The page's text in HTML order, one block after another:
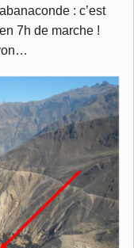
: c’est
7h de marche !